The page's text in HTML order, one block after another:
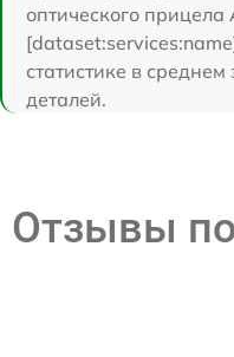
оптического
статистике в
деталей.
Отзывы